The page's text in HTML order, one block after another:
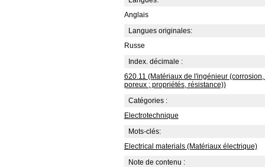
Anglais
Langues originales:
Russe
Index. décimale :
620.11 (Matériaux de l'ingénieur
poreux ; propriétés, résistance))
Catégories :
Electrotechnique
Mots-clés:
Electrical materials (Matériaux électrique)
Note de contenu :